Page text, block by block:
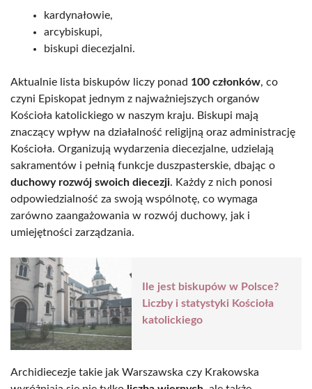
kardynałowie,
arcybiskupi,
biskupi diecezjalni.
Aktualnie lista biskupów liczy ponad 100 członków, co
czyni Episkopat jednym z najważniejszych organów
Kościoła katolickiego w naszym kraju. Biskupi mają
znaczący wpływ na działalność religijną oraz administrację
Kościoła. Organizują wydarzenia diecezjalne, udzielają
sakramentów i pełnią funkcje duszpasterskie, dbając o
duchowy rozwój swoich diecezji. Każdy z nich ponosi
odpowiedzialność za swoją wspólnotę, co wymaga
zarówno zaangażowania w rozwój duchowy, jak i
umiejętności zarządzania.
Ile jest biskupów w Polsce?
Liczby i statystyki Kościoła
katolickiego
Archidiecezje takie jak Warszawska czy Krakowska